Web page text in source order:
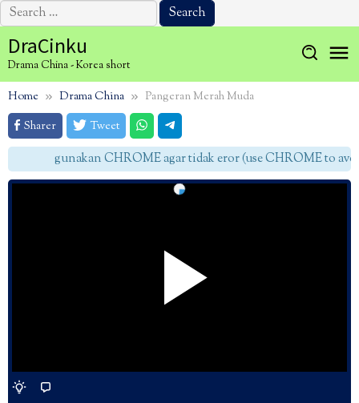
Search
for:
to
content
DraCinku
Drama China - Korea short
Home Drama China
Pangeran Merah Muda
Sharer
Tweet
gunakan CHROME agar tidak eror (use CHROME to